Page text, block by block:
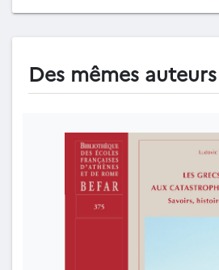
Des mêmes auteurs